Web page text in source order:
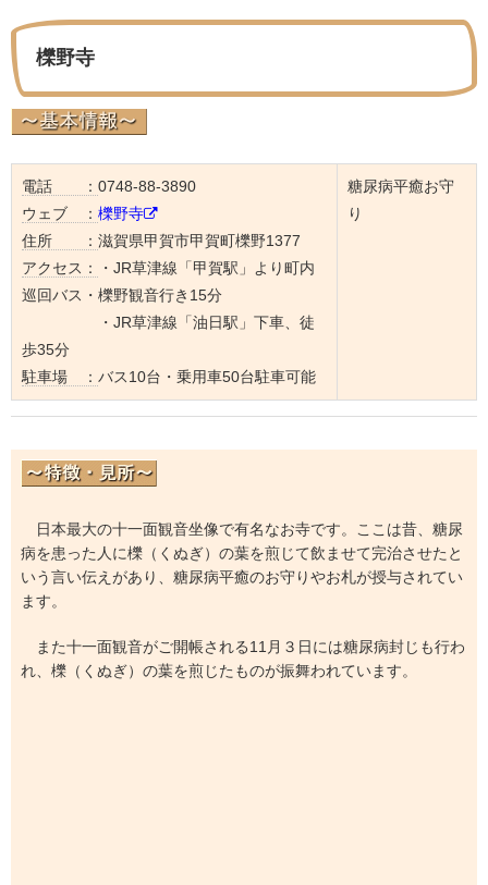
櫟野寺
電話 ： 0748-88-3890
ウェブ ： 櫟野寺
住所 ： 滋賀県甲賀市甲賀町櫟野1377
アクセス：
・JR草津線「甲賀駅」より町内
巡回バス・櫟野観音行き15分
・JR草津線「油日駅」下車、徒
歩35分
駐車場 ： バス10台・乗用車50台駐車可能
糖尿病平癒お守
り
日本最大の十一面観音坐像で有名なお寺です。ここは昔、糖尿
病を患った人に櫟（くぬぎ）の葉を煎じて飲ませて完治させたと
いう言い伝えがあり、糖尿病平癒のお守りやお札が授与されてい
ます。
また十一面観音がご開帳される11月３日には糖尿病封じも行わ
れ、櫟（くぬぎ）の葉を煎じたものが振舞われています。